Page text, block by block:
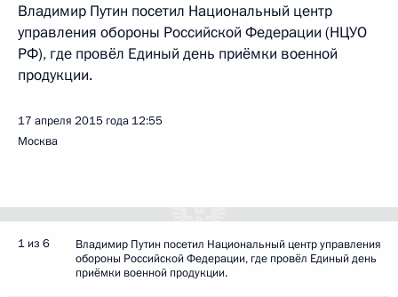
Владимир Путин посетил Национальный центр
управления обороны Российской Федерации (НЦУО
РФ), где провёл Единый день приёмки военной
продукции.
17 апреля 2015 года 12:55
Москва
1 из 6
Владимир Путин посетил Национальный центр управления
обороны Российской Федерации, где провёл Единый день
приёмки военной продукции.